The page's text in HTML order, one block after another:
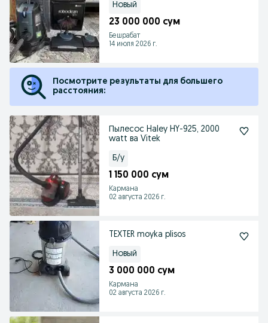
Новый
23 000 000 сум
Бешрабат
14 июля 2026 г.
Посмотрите результаты для большего
расстояния:
Пылесос Haley HY-925, 2000
watt ва Vitek
Б/у
1 150 000 сум
Кармана
02 августа 2026 г.
TEXTER moyka plisos
Новый
3 000 000 сум
Кармана
02 августа 2026 г.